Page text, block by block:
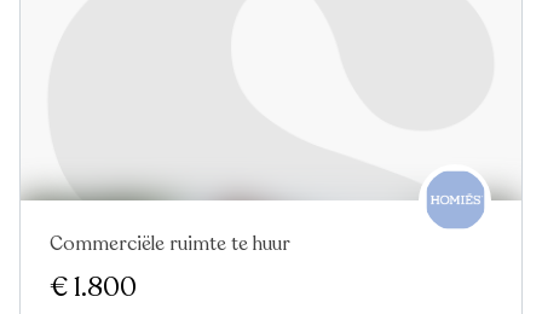
Commerciële ruimte te huur
€ 1.800